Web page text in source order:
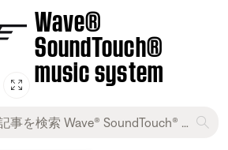
Wave®
SoundTouch®
music system